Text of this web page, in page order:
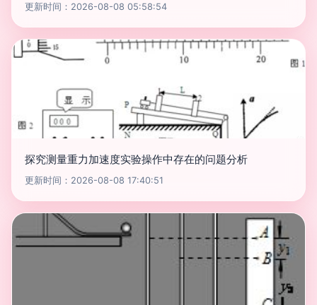
更新时间：2026-08-08 05:58:54
探究测量重力加速度实验操作中存在的问题分析
更新时间：2026-08-08 17:40:51